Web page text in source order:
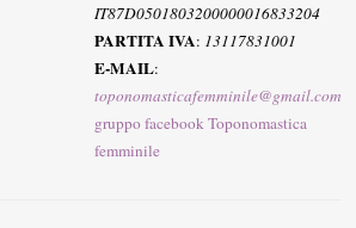
IT87D0501803200000016833204
PARTITA IVA: 13117831001
E-MAIL:
toponomasticafemminile@gmail.com
gruppo facebook Toponomastica
femminile